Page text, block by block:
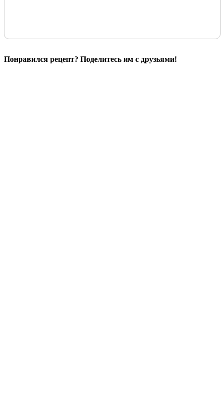
Понравился рецепт? Поделитесь им с друзьями!